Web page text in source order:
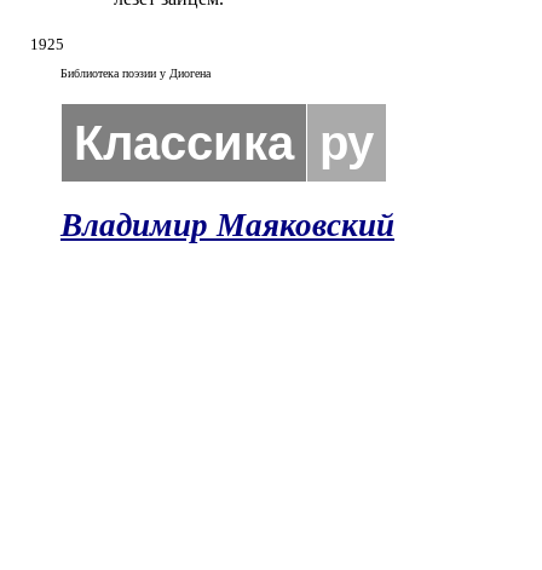
1925
Библиотека поэзии у Диогена
Классика ру
Владимир Маяковский